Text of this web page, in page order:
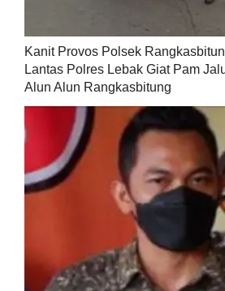
Kanit Provos Polsek
Lantas Polres Lebak Giat Pam
Alun Alun Rangkasbitung